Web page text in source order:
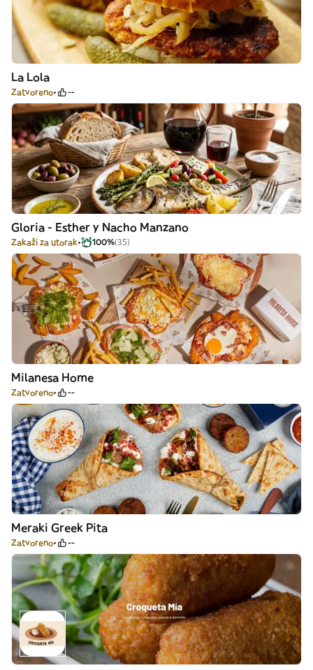
La Lola
Zatvoreno --
Gloria - Esther y Nacho Manzano
Zakaži za utorak 100%(35)
Milanesa Home
Zatvoreno --
Meraki Greek Pita
Zatvoreno --